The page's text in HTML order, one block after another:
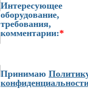
Интересующее
оборудование,
требования,
комментарии:*
Принимаю